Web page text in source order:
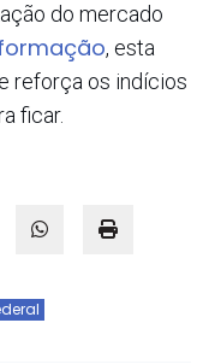
do mercado
, esta
reforça os indícios
ficar.